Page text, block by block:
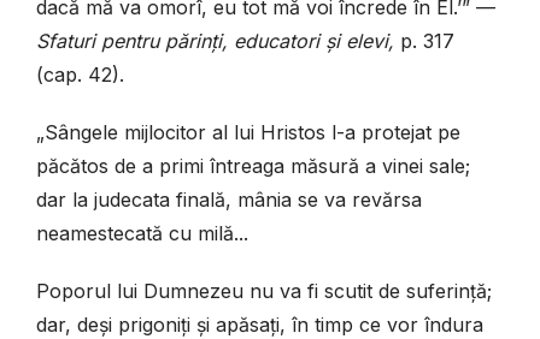
dacă mă va omorî, eu tot mă voi încrede în El.’” —
Sfaturi pentru părinți, educatori și elevi, p. 317
(cap. 42).
„Sângele mijlocitor al lui Hristos l-a protejat pe
păcătos de a primi întreaga măsură a vinei sale;
dar la judecata finală, mânia se va revărsa
neamestecată cu milă...
Poporul lui Dumnezeu nu va fi scutit de suferință;
dar, deși prigoniți și apăsați, în timp ce vor îndura